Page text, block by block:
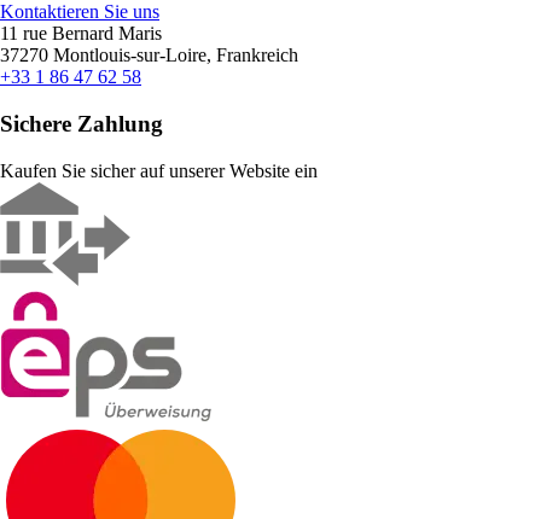
Kontaktieren Sie uns
11 rue Bernard Maris
37270 Montlouis-sur-Loire, Frankreich
+33 1 86 47 62 58
Sichere Zahlung
Kaufen Sie sicher auf unserer Website ein